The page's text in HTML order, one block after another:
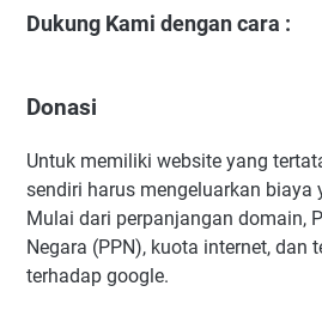
Dukung Kami dengan cara :
Donasi
Untuk memiliki website yang
sendiri harus mengeluarkan biaya
Mulai dari perpanjangan domain,
Negara (PPN), kuota internet, dan
terhadap google.